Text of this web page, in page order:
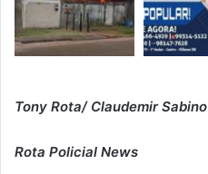
Tony Rota/ Claudemir Sabino
Rota Policial News